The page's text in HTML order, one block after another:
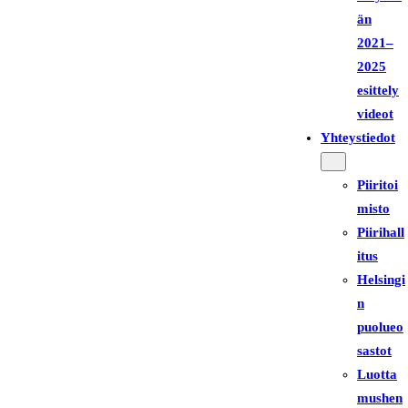
än
2021–
2025
esittely
videot
Yhteystiedot
Piiritoi
misto
Piirihall
itus
Helsingi
n
puolueo
sastot
Luotta
mushen